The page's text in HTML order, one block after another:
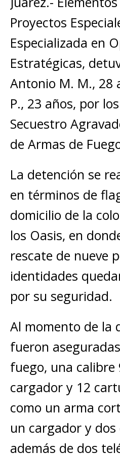
Proyectos
Especializada en
Estratégicas,
Antonio M. M., 28
P., 23 años, por
Secuestro
de Armas de
La detención se
en términos de
domicilio de la
los Oasis, en
rescate de nueve
identidades
por su seguridad.
Al momento de la
fueron
fuego, una calibre
cargador y 12
como un arma
un cargador y
además de dos